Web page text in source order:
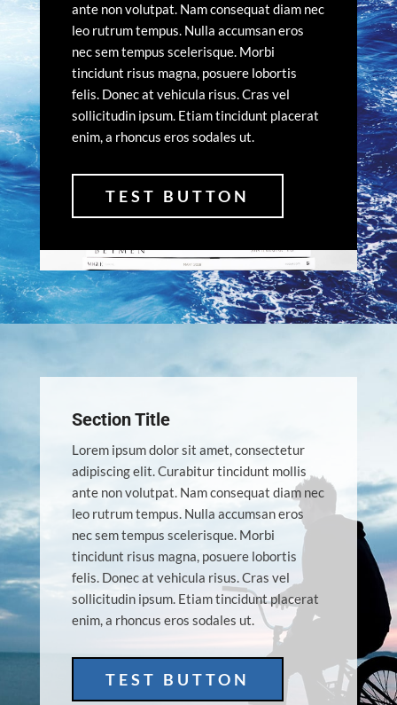
ante non volutpat. Nam consequat diam nec
leo rutrum tempus. Nulla accumsan eros
nec sem tempus scelerisque. Morbi
tincidunt risus magna, posuere lobortis
felis. Donec at vehicula risus. Cras vel
sollicitudin ipsum. Etiam tincidunt placerat
enim, a rhoncus eros sodales ut.
TEST BUTTON
Section Title
Lorem ipsum dolor sit amet, consectetur
adipiscing elit. Curabitur tincidunt mollis
ante non volutpat. Nam consequat diam nec
leo rutrum tempus. Nulla accumsan eros
nec sem tempus scelerisque. Morbi
tincidunt risus magna, posuere lobortis
felis. Donec at vehicula risus. Cras vel
sollicitudin ipsum. Etiam tincidunt placerat
enim, a rhoncus eros sodales ut.
TEST BUTTON